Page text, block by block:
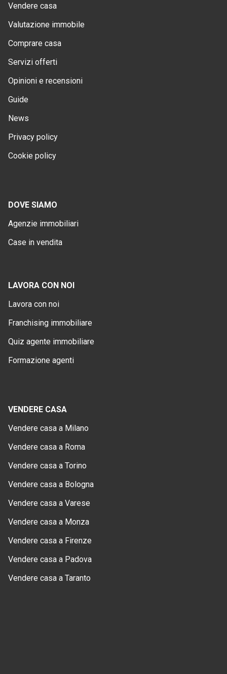
Vendere casa
Valutazione immobile
Comprare casa
Servizi offerti
Opinioni e recensioni
Guide
News
Privacy policy
Cookie policy
DOVE SIAMO
Agenzie immobiliari
Case in vendita
LAVORA CON NOI
Lavora con noi
Franchising immobiliare
Quiz agente immobiliare
Formazione agenti
VENDERE CASA
Vendere casa a Milano
Vendere casa a Roma
Vendere casa a Torino
Vendere casa a Bologna
Vendere casa a Varese
Vendere casa a Monza
Vendere casa a Firenze
Vendere casa a Padova
Vendere casa a Taranto